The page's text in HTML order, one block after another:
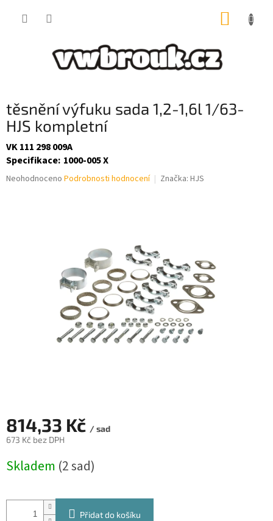
těsnění výfuku sada 1,2-1,6l 1/63-
HJS kompletní
VK 111 298 009A
Specifikace: 1000-005 X
Průměrné
Neohodnoceno Podrobnosti hodnocení Značka: HJS
814,33 Kč / sad
673 Kč bez DPH
cena:
Skladem (2 sad)
Přidat do košíku